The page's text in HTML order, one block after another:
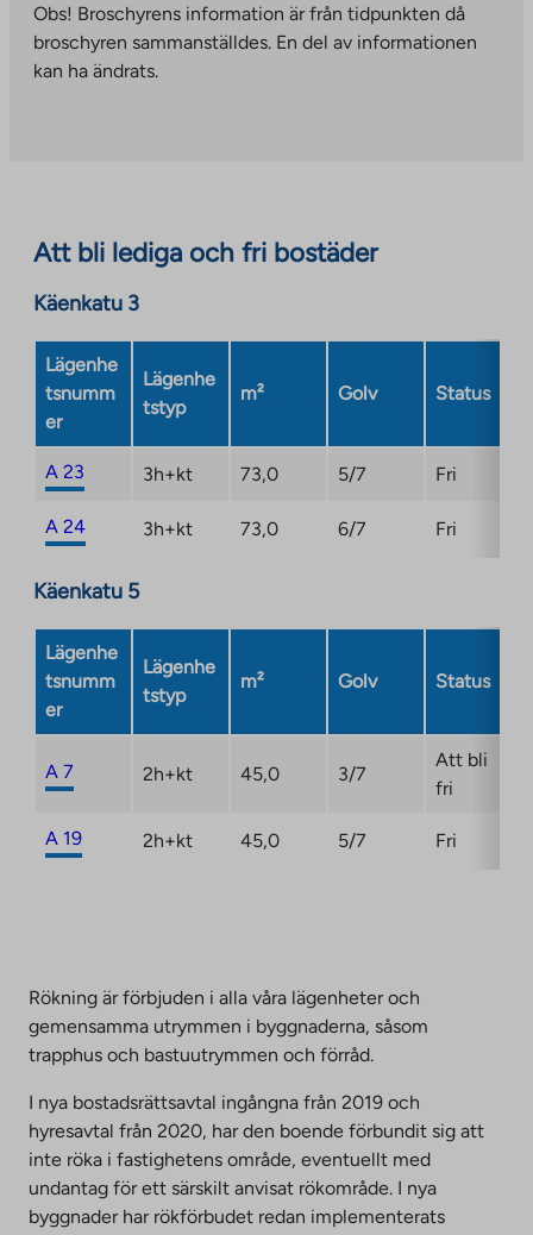
takes
you
in
a
Obs! Broschyrens information är från tidpunkten då
broschyren sammanställdes. En del av informationen
kan ha ändrats.
Att bli lediga och fri bostäder
Käenkatu 3
Lägenhe
tsnumm
er
Lägenhe
tstyp
m² Golv Status
A 23 3h+kt 73,0 5/7 Fri
A 24 3h+kt 73,0 6/7 Fri
Käenkatu 5
Lägenhe
tsnumm
er
Lägenhe
tstyp
m² Golv Status
A 7 2h+kt 45,0 3/7
Att bli
fri
A 19 2h+kt 45,0 5/7 Fri
Rökning är förbjuden i alla våra lägenheter och
gemensamma utrymmen i byggnaderna, såsom
trapphus och bastuutrymmen och förråd.
I nya bostadsrättsavtal ingångna från 2019 och
hyresavtal från 2020, har den boende förbundit sig att
inte röka i fastighetens område, eventuellt med
undantag för ett särskilt anvisat rökområde. I nya
byggnader har rökförbudet redan implementerats